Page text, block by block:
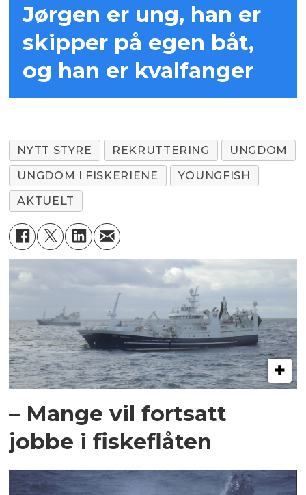
Jørgen er ung, han er
skipper på egen båt,
og han er kvalfanger
NYTT STYRE REKRUTTERING
UNGDOM
UNGDOM I FISKERIENE
YOUNGFISH
AKTUELT
– Mange vil fortsatt
jobbe i fiskeflåten